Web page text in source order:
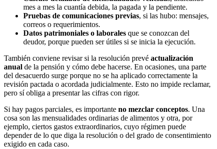
mes a mes la cuantía debida, la pagada y la pendiente.
Pruebas de comunicaciones previas, si las hubo: mensajes,
correos o requerimientos.
Datos patrimoniales o laborales que se conozcan del
deudor, porque pueden ser útiles si se inicia la ejecución.
También conviene revisar si la resolución prevé actualización
anual de la pensión y cómo debe hacerse. En ocasiones, una parte
del desacuerdo surge porque no se ha aplicado correctamente la
revisión pactada o acordada judicialmente. Esto no impide reclamar,
pero sí obliga a presentar las cifras con rigor.
Si hay pagos parciales, es importante no mezclar conceptos. Una
cosa son las mensualidades ordinarias de alimentos y otra, por
ejemplo, ciertos gastos extraordinarios, cuyo régimen puede
depender de lo que diga la resolución o del grado de consentimiento
exigido en cada caso.